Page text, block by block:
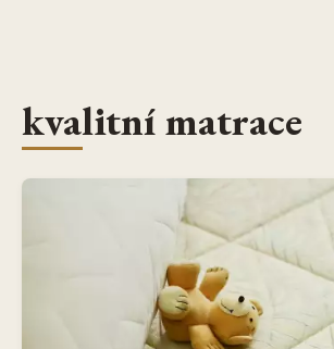
kvalitní matrace